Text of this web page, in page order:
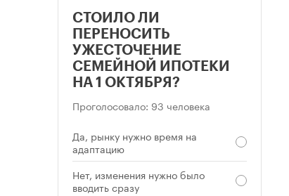
СТОИЛО ЛИ
ПЕРЕНОСИТЬ
УЖЕСТОЧЕНИЕ
СЕМЕЙНОЙ ИПОТЕКИ
НА 1 ОКТЯБРЯ?
Проголосовало: 93 человека
Да, рынку нужно время на
адаптацию
Нет, изменения нужно было
вводить сразу